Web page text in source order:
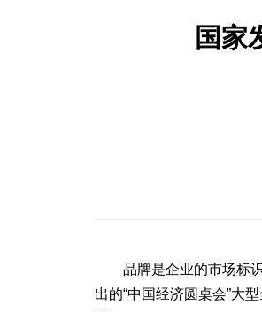
国家
品牌是企业的市场标识
出的“中国经济圆桌会”大